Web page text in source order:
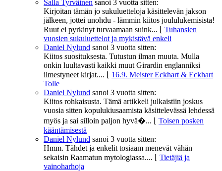
Salla Tyrväinen sanoi 3 vuotta sitten:
Kirjoitan tämän jo sukuluetteloja käsittelevän jakson
jälkeen, jottei unohdu - lämmin kiitos joululukemisista!
Ruut ei pyrkinyt turvaamaan suink...
Tuhansien
vuosien sukuluettelot ja mykistävä enkeli
Daniel Nylund sanoi 3 vuotta sitten:
Kiitos suosituksesta. Tutustun ilman muuta. Mulla
onkin luultavasti kaikki muut Girardin englanniksi
ilmestyneet kirjat....
16.9. Meister Eckhart & Eckhart
Tolle
Daniel Nylund sanoi 3 vuotta sitten:
Kiitos rohkaisusta. Tämä artikkeli julkaistiin joskus
vuosia sitten kopulukiusaamista käsittelevässä lehdessä
myös ja sai silloin paljon hyvä�...
Toisen posken
kääntämisestä
Daniel Nylund sanoi 3 vuotta sitten:
Hmm. Tähdet ja enkelit tosiaam menevät vähän
sekaisin Raamatun mytologiassa....
Tietäjiä ja
vainoharhoja